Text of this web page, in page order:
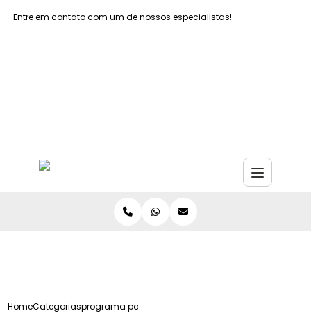
Entre em contato com um de nossos especialistas!
HomeCategoriasprograma palestras sipat